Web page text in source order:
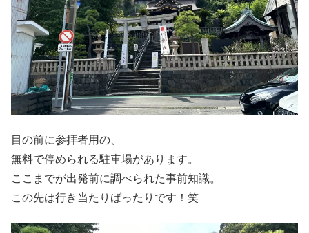
目の前に参拝者用の、
無料で停められる駐車場があります。
ここまでが出発前に調べられた事前知識。
この先は行き当たりばったりです！笑